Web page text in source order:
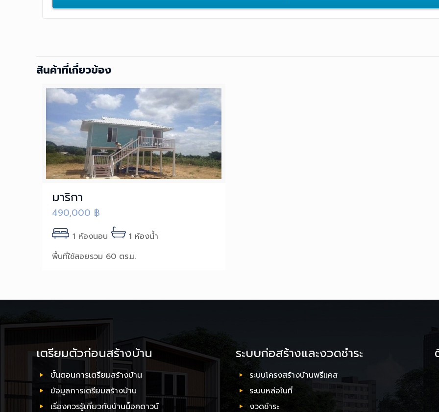
สินค้าที่เกี่ยวข้อง
มาริกา
490,000 ฿
1 ห้องนอน
1 ห้องน้ำ
พื้นที่ใช้สอยรวม 60 ตร.ม.
เตรียมตัวก่อนสร้างบ้าน
ขั้นตอนการเตรียมสร้างบ้าน
ข้อมูลการเตรียมสร้างบ้าน
เรื่องควรรู้เกี่ยวกับบ้านน็อคดาวน์
ระบบก่อสร้างและงวดชำระ
ระบบโครงสร้างบ้านพรีแคส
ระบบหล่อในที่
งวดชำระ